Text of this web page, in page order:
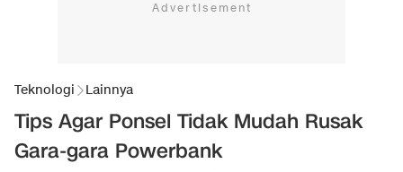
Teknologi Lainnya
Tips Agar Ponsel Tidak Mudah Rusak
Gara-gara Powerbank